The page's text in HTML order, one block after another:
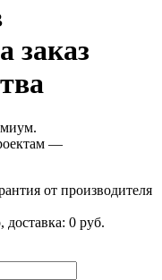
заказ
—
от производителя
0 руб.